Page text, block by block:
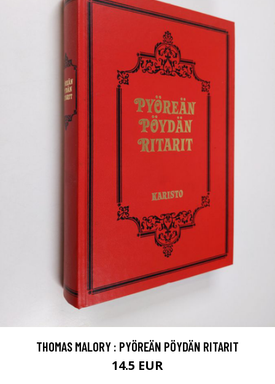
THOMAS MALORY : PYÖREÄN PÖYDÄN RITARIT
14.5 EUR